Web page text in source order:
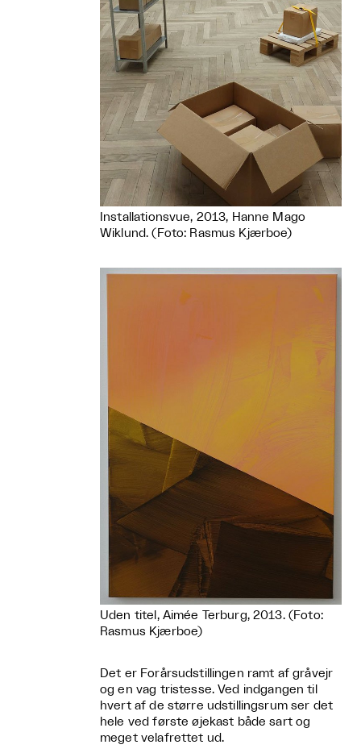
Installationsvue, 2013, Hanne Mago
Wiklund. (Foto: Rasmus Kjærboe)
Uden titel, Aimée Terburg, 2013. (Foto:
Rasmus Kjærboe)
Det er Forårsudstillingen ramt af gråvejr
og en vag tristesse. Ved indgangen til
hvert af de større udstillingsrum ser det
hele ved første øjekast både sart og
meget velafrettet ud.